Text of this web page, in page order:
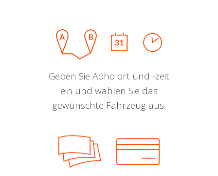
Geben Sie Abholort und -zeit
ein und wählen Sie das
gewünschte Fahrzeug aus.